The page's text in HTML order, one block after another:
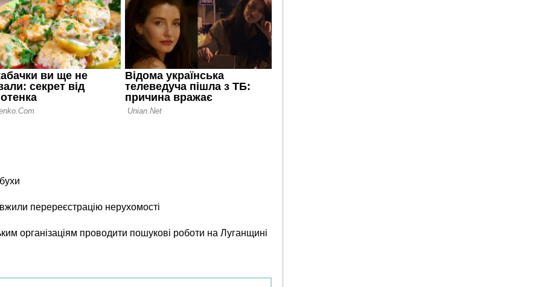
перереєстрацію нерухомості
організаціям проводити пошукові роботи на Луганщині